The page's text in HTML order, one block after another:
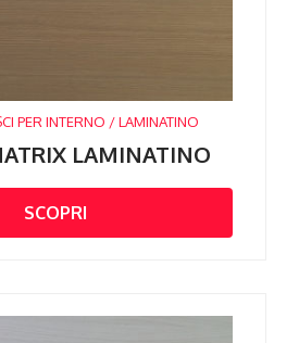
PER INTERNO / LAMINATINO
LAMINATINO
SCOPRI